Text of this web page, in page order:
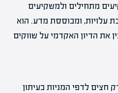
מתחילים ולמשקיעים
עלויות, ומבוססת מדע. הוא
את הדיון האקדמי על שווקים
חצים לדפי המניות בעיתון